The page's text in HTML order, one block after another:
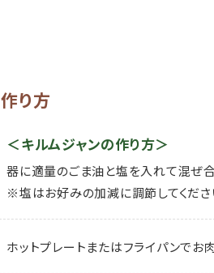
作り方
＜キルムジャンの作り方＞
器に適量のごま油と塩を入れて混ぜ
※塩はお好みの加減に調節してくださ
ホットプレートまたはフライパンでお